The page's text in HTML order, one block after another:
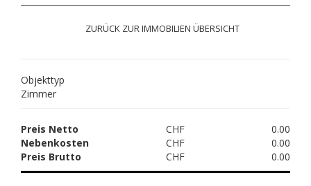
ZURÜCK ZUR IMMOBILIEN ÜBERSICHT
Objekttyp
Zimmer
Preis Netto CHF
0.00
Nebenkosten
CHF
0.00
Preis Brutto
CHF 0.00